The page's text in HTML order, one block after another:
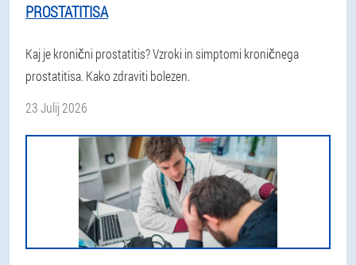
PROSTATITISA
Kaj je kronični prostatitis? Vzroki in simptomi kroničnega
prostatitisa. Kako zdraviti bolezen.
23 Julij 2026